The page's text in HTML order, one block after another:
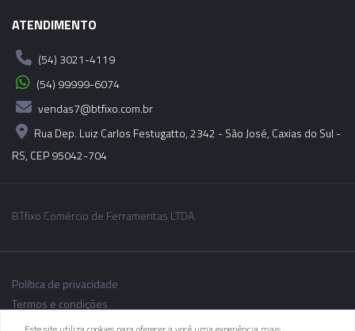
250MM
06045 - CONE MODULAR CBH - BT40-CBH6-
300MM
ATENDIMENTO
(54) 3021-4119
(54) 99999-6074
vendas7@btfixo.com.br
Rua Dep. Luiz Carlos Festugatto, 2342 - São José, Caxias do Sul -
RS, CEP 95042-704
BTfixo Comércio de Ferramentas LTDA.
Política de privacidade
Termos e condições